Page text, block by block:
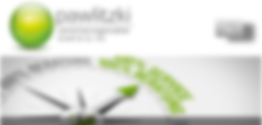
Home
Start